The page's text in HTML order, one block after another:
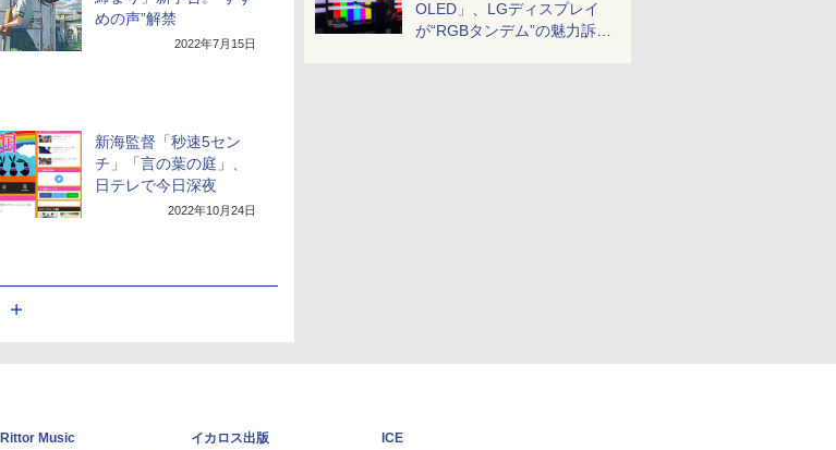
OLED」、LGディスプレイ
が“RGBタンデム”の魅力訴
めの声”解禁
2022年7月15日
新海監督「秒速5セン
チ」「言の葉の庭」、
日テレで今日深夜
2022年10月24日
Rittor Music
イカロス出版
ICE